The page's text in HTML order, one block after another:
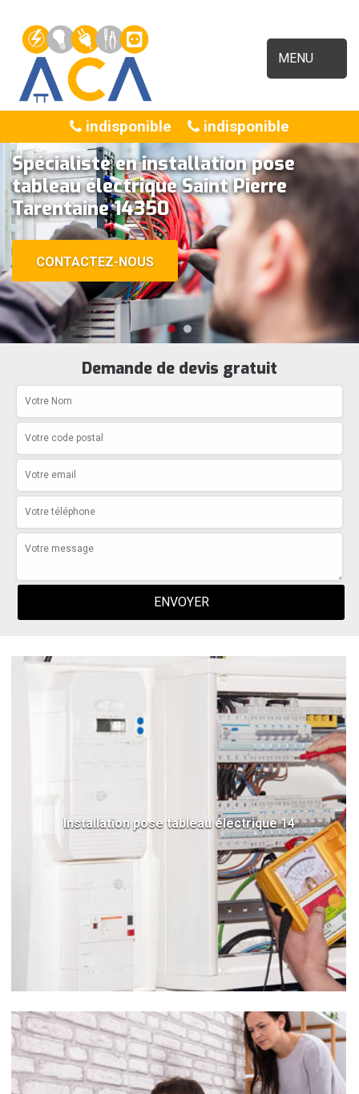
MENU
indisponible indisponible
Spécialiste en installation pose
tableau électrique Saint Pierre
Tarentaine 14350
CONTACTEZ-NOUS
Demande de devis gratuit
Installation pose tableau électrique 14